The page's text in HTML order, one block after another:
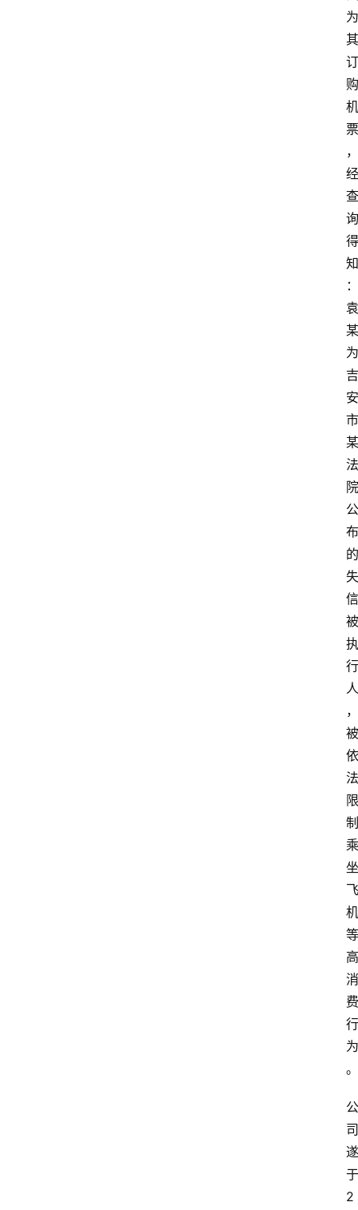
为
其
订
购
机
票
，
经
查
询
得
知
：
袁
某
为
吉
安
市
某
法
院
公
布
的
失
信
被
执
行
人
，
被
依
法
限
制
乘
坐
飞
机
等
高
消
费
行
为
。
公
司
遂
于
2